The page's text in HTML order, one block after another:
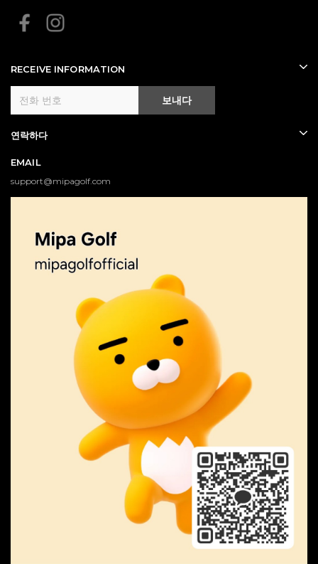
RECEIVE INFORMATION
보내다
연락하다
EMAIL
support@mipagolf.com